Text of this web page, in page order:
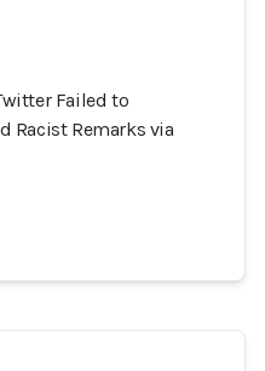
Failed to
Racist Remarks via